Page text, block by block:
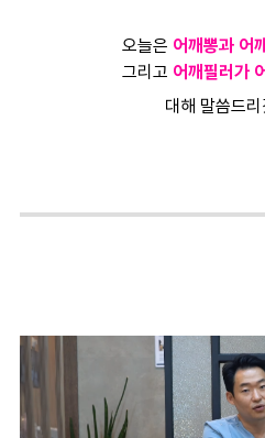
오늘은 어깨뽕과 어
그리고 어깨필러가
대해 말씀드